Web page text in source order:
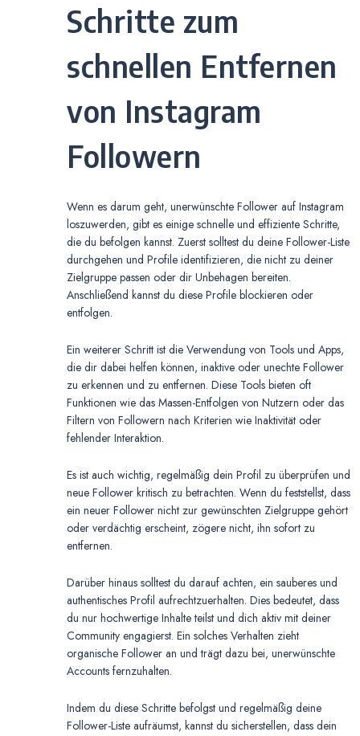
Schritte zum
schnellen Entfernen
von Instagram
Followern
Wenn es darum geht, unerwünschte Follower auf Instagram
loszuwerden, gibt es einige schnelle und effiziente Schritte,
die du befolgen kannst. Zuerst solltest du deine Follower-Liste
durchgehen und Profile identifizieren, die nicht zu deiner
Zielgruppe passen oder dir Unbehagen bereiten.
Anschließend kannst du diese Profile blockieren oder
entfolgen.
Ein weiterer Schritt ist die Verwendung von Tools und Apps,
die dir dabei helfen können, inaktive oder unechte Follower
zu erkennen und zu entfernen. Diese Tools bieten oft
Funktionen wie das Massen-Entfolgen von Nutzern oder das
Filtern von Followern nach Kriterien wie Inaktivität oder
fehlender Interaktion.
Es ist auch wichtig, regelmäßig dein Profil zu überprüfen und
neue Follower kritisch zu betrachten. Wenn du feststellst, dass
ein neuer Follower nicht zur gewünschten Zielgruppe gehört
oder verdächtig erscheint, zögere nicht, ihn sofort zu
entfernen.
Darüber hinaus solltest du darauf achten, ein sauberes und
authentisches Profil aufrechtzuerhalten. Dies bedeutet, dass
du nur hochwertige Inhalte teilst und dich aktiv mit deiner
Community engagierst. Ein solches Verhalten zieht
organische Follower an und trägt dazu bei, unerwünschte
Accounts fernzuhalten.
Indem du diese Schritte befolgst und regelmäßig deine
Follower-Liste aufräumst, kannst du sicherstellen, dass dein